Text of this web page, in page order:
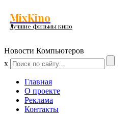
MixKino
Лучшие фильмы кино
Новости Компьютеров
x
Главная
О проекте
Реклама
Контакты